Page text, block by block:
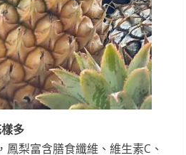
多
梨富含膳食纖維、維生素C、